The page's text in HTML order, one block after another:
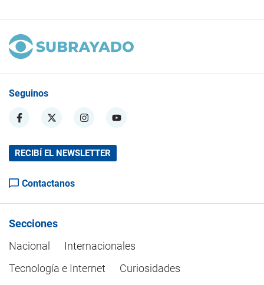
Seguinos
RECIBÍ EL NEWSLETTER
Contactanos
Secciones
Nacional
Internacionales
Tecnología e Internet
Curiosidades